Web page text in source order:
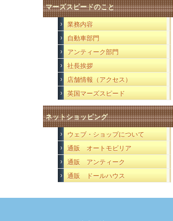
マーズスピードのこと
業務内容
自動車部門
アンティーク部門
社長挨拶
店舗情報（アクセス）
英国マーズスピード
ネットショッピング
ウェブ・ショップについて
通販 オートモビリア
通販 アンティーク
通販 ドールハウス